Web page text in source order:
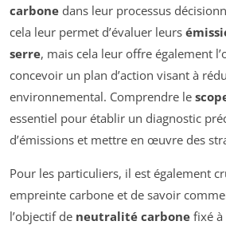
carbone dans leur processus
cela leur permet d’évaluer leurs
serre, mais cela leur offre également
concevoir un plan d’action visant à
environnemental. Comprendre le
essentiel pour établir un diagnostic
d’émissions et mettre en œuvre des
Pour les particuliers, il est également
empreinte carbone et de savoir
l’objectif de neutralité carbone fixé à